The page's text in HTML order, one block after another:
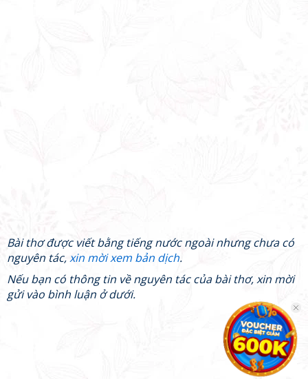
Bài thơ được viết bằng tiếng nước ngoài nhưng chưa có
nguyên tác,xin mời xem bản dịch.
Nếu bạn có thông tin về nguyên tác của bài thơ, xin mời
gửi vào bình luận ở dưới.